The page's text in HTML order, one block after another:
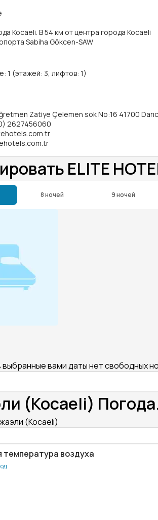
Kocaeli. В 54 км от центра города Kocaeli
Sabiha Gökcen-SAW
1 (этажей: 3, лифтов: 1)
Zatiye Çelemen sok No:16 41700
2627456060
ELITE
8 ночей 9 ночей
вами даты нет свободных
(Kocaeli)
(Kocaeli)
температура воздуха